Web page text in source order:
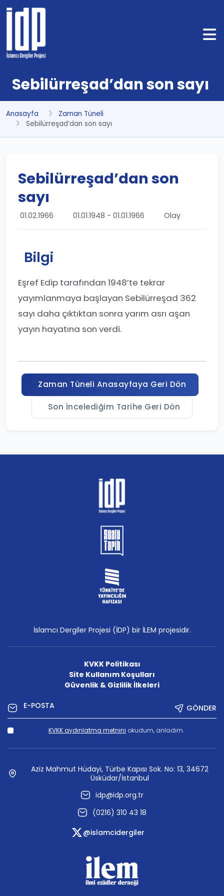
Sebilürreşad’dan son sayı
Anasayfa
Zaman Tüneli
Sebilürreşad’dan son sayı
Sebilürreşad’dan son
sayı
01.02.1966 01.01.1948 - 01.01.1966 Olay
Bilgi
Eşref Edip tarafından 1948’te tekrar
yayımlanmaya başlayan Sebilürreşad 362
sayı daha çıktıktan sonra yarım asrı aşan
yayın hayatına son verdi.
Zaman Tüneli Anasayfaya Geri Dön
Son İncelediğim Tarihe Geri Dön
İslamcı Dergiler Projesi (İDP) bir İLEM projesidir.
KVKK Politikası
Site Kullanım Koşulları
Güvenlik & Gizlilik İlkeleri
GÖNDER
KVKK aydınlatma metnini okudum, anladım.
Aziz Mahmut Hüdayi, Türbe Kapısı Sok. No: 13, 34672
Üsküdar/İstanbul
idp@idp.org.tr
(0216) 310 43 18
@islamcidergiler